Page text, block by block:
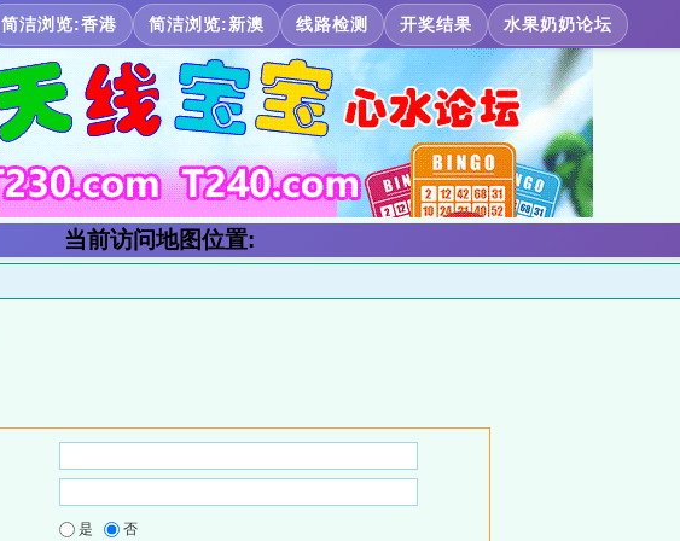
简洁浏览:香港 简洁浏览:新澳 线路检测 开奖结果 水果奶奶论坛
当前访问地图位置:
是 否